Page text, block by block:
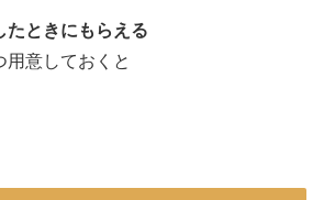
たときにもらえる
用意しておくと